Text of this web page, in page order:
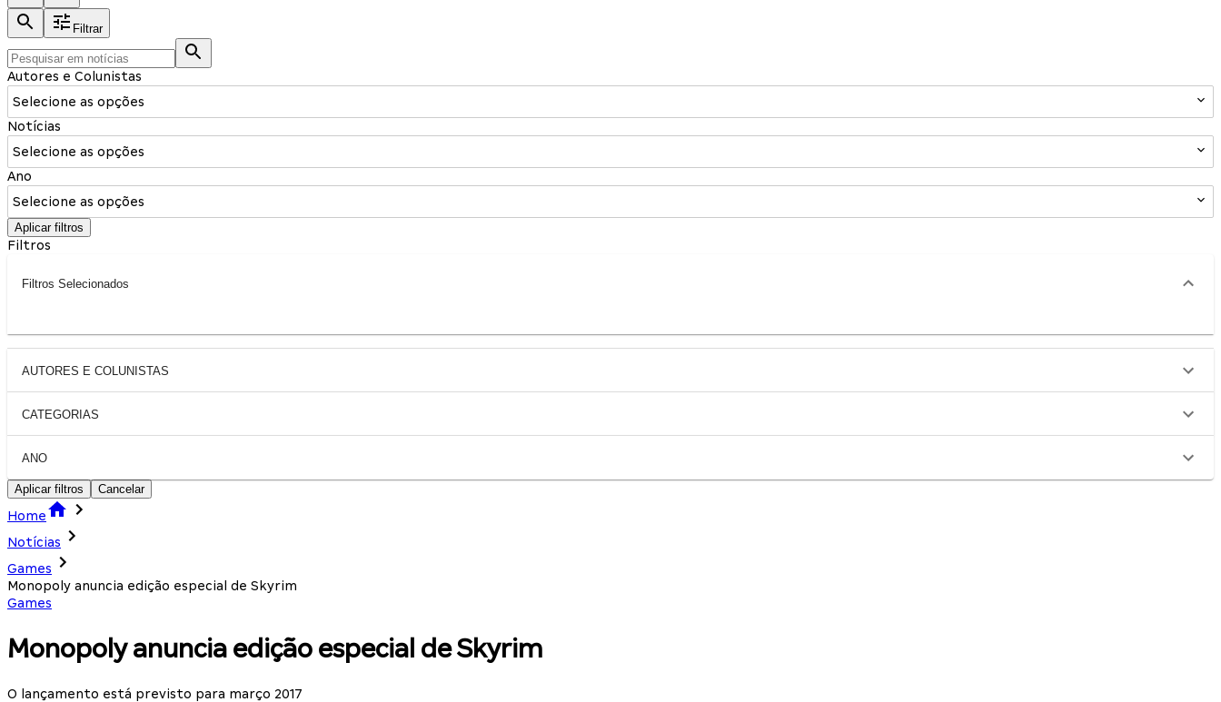
Filtrar
Autores e Colunistas
Selecione as opções
Notícias
Selecione as opções
Ano
Selecione as opções
Aplicar filtros
Filtros
Filtros Selecionados
AUTORES E COLUNISTAS
CATEGORIAS
ANO
Aplicar filtros Cancelar
Home
Notícias
Games
Monopoly anuncia edição especial de Skyrim
Games
Monopoly anuncia edição especial de Skyrim
O lançamento está previsto para março 2017